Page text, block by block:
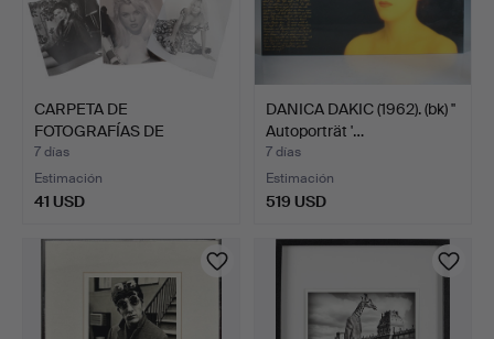
CARPETA DE
FOTOGRAFÍAS DE
ESTUDIO PROFESIO…
7 días
Estimación
41 USD
DANICA DAKIC (1962). (bk) ''
Autoporträt '…
7 días
Estimación
519 USD